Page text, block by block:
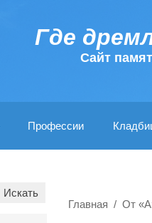
Где
Cайт
Профессии
Главная От